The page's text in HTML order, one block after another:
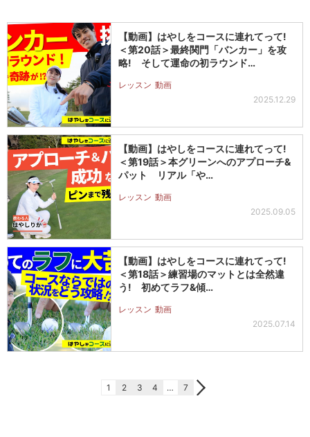
【動画】はやしをコースに連れてって!
＜第20話＞最終関門「バンカー」を攻
略! そして運命の初ラウンド…
レッスン 動画
2025.12.29
【動画】はやしをコースに連れてって!
＜第19話＞本グリーンへのアプローチ&
パット リアル「や…
レッスン 動画
2025.09.05
【動画】はやしをコースに連れてって!
＜第18話＞練習場のマットとは全然違
う! 初めてラフ&傾…
レッスン 動画
2025.07.14
1 2 3 4 … 7